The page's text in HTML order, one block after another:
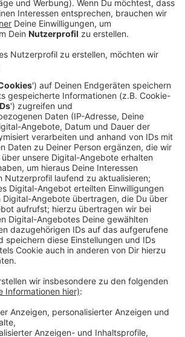
28.07.2023 17:20
ein Team des Rettungsdienstes
Unfallort filmt und einem
übermittelt. Und dafür eben
5G-Internet nutzt. Das spart Zeit
Hilfe. In einer Testumgebung
das Ganze jetzt um
erkennen und dann auszumerzen.
dauert wahrscheinlich noch bis
Anschließend lässt der Kreis
Notärzte im Umgang mit der
Danach testet er die Technik
Rettungs- und einem Notarztwagen
Juni kommenden Jahres bekommen
Billerbeck die Technik - um sie
Ende 2024 sollen alle Tests dann